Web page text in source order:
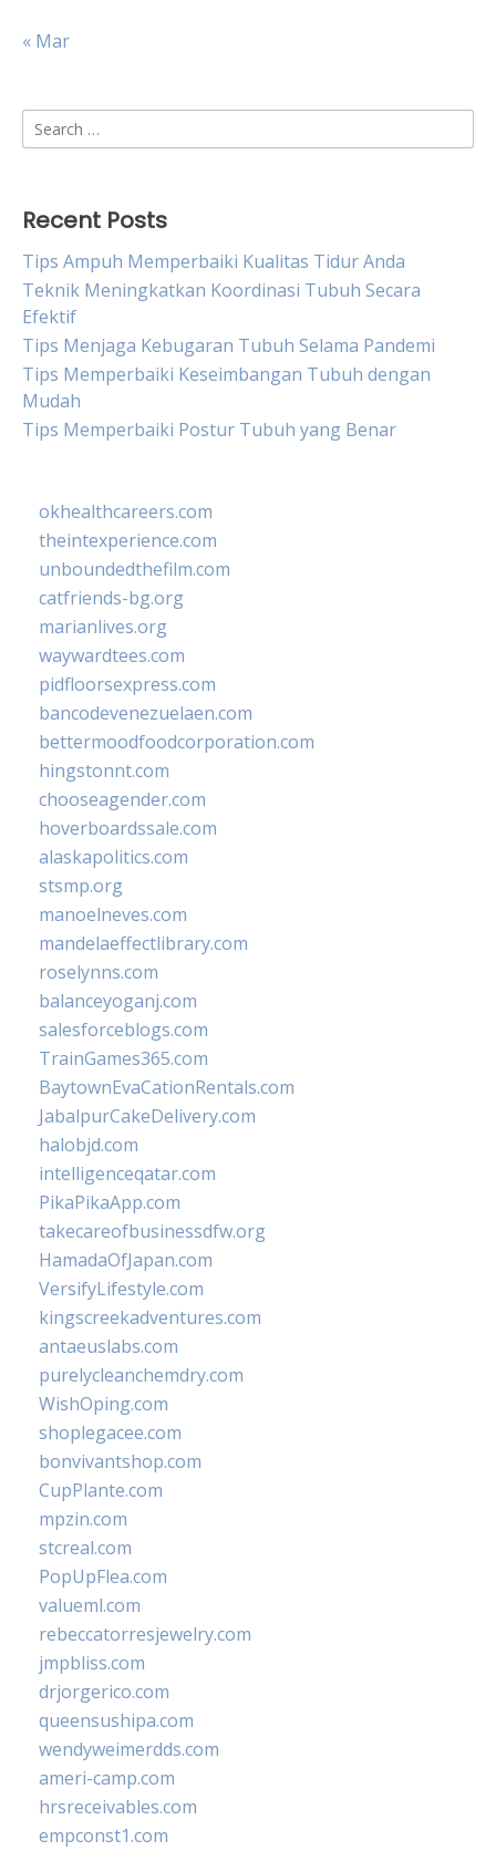
« Mar
Search
for:
Recent Posts
Tips Ampuh Memperbaiki Kualitas Tidur Anda
Teknik Meningkatkan Koordinasi Tubuh Secara
Efektif
Tips Menjaga Kebugaran Tubuh Selama Pandemi
Tips Memperbaiki Keseimbangan Tubuh dengan
Mudah
Tips Memperbaiki Postur Tubuh yang Benar
okhealthcareers.com
theintexperience.com
unboundedthefilm.com
catfriends-bg.org
marianlives.org
waywardtees.com
pidfloorsexpress.com
bancodevenezuelaen.com
bettermoodfoodcorporation.com
hingstonnt.com
chooseagender.com
hoverboardssale.com
alaskapolitics.com
stsmp.org
manoelneves.com
mandelaeffectlibrary.com
roselynns.com
balanceyoganj.com
salesforceblogs.com
TrainGames365.com
BaytownEvaCationRentals.com
JabalpurCakeDelivery.com
halobjd.com
intelligenceqatar.com
PikaPikaApp.com
takecareofbusinessdfw.org
HamadaOfJapan.com
VersifyLifestyle.com
kingscreekadventures.com
antaeuslabs.com
purelycleanchemdry.com
WishOping.com
shoplegacee.com
bonvivantshop.com
CupPlante.com
mpzin.com
stcreal.com
PopUpFlea.com
valueml.com
rebeccatorresjewelry.com
jmpbliss.com
drjorgerico.com
queensushipa.com
wendyweimerdds.com
ameri-camp.com
hrsreceivables.com
empconst1.com